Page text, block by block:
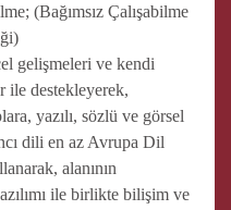
(Bağımsız Çalışabilme
gelişmeleri ve kendi
ile destekleyerek,
yazılı, sözlü ve görsel
dili en az Avrupa Dil
alanının
ile birlikte bilişim ve